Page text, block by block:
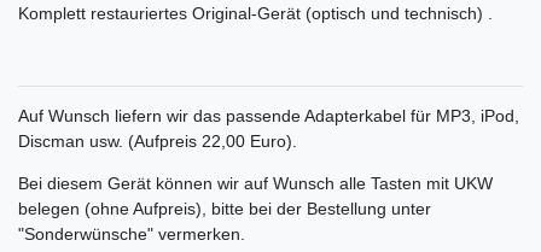
Komplett restauriertes Original-Gerät (optisch und technisch) .
Auf Wunsch liefern wir das passende Adapterkabel für MP3, iPod,
Discman usw. (Aufpreis 22,00 Euro).
Bei diesem Gerät können wir auf Wunsch alle Tasten mit UKW
belegen (ohne Aufpreis), bitte bei der Bestellung unter
"Sonderwünsche" vermerken.